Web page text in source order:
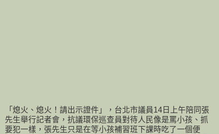
「熄火、熄火！請出示證件」，台北市議員14日上午陪同張
先生舉行記者會，抗議環保巡查員對待人民像是罵小孩、抓
要犯一樣，張先生只是在等小孩補習班下課時吃了一個便